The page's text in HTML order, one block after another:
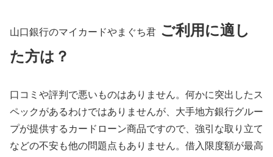
山口銀行のマイカードやまぐち君 ご利用に適し
た方は？
口コミや評判で悪いものはありません。何かに突出したス
ペックがあるわけではありませんが、大手地方銀行グルー
プが提供するカードローン商品ですので、強引な取り立て
などの不安も他の問題点もありません。借入限度額が最高